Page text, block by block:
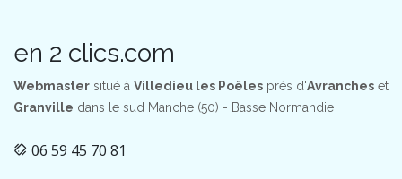
en 2 clics.com
Webmaster situé à Villedieu les Poêles près d'Avranches et
Granville dans le sud Manche (50) - Basse Normandie
06 59 45 70 81